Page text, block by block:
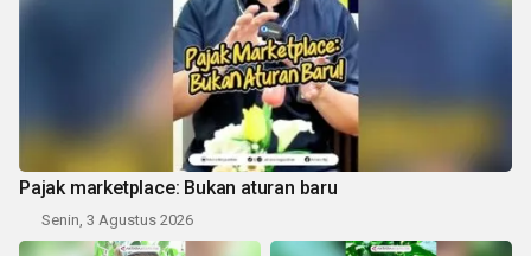
Pajak marketplace: Bukan aturan baru
Senin, 3 Agustus 2026